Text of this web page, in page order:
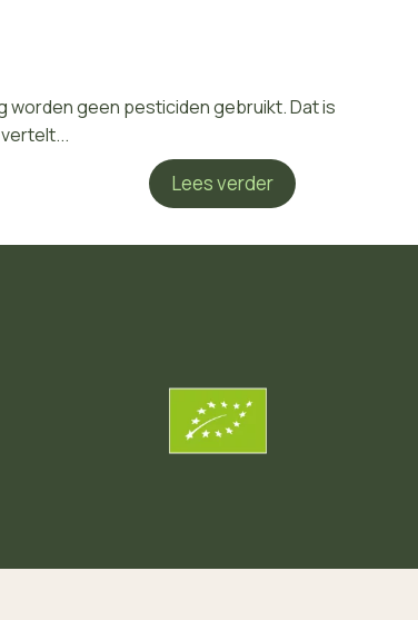
worden geen pesticiden gebruikt. Dat is
Lees verder